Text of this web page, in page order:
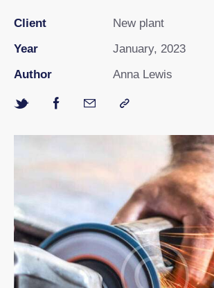
Client
New plant
Year
January, 2023
Author
Anna Lewis